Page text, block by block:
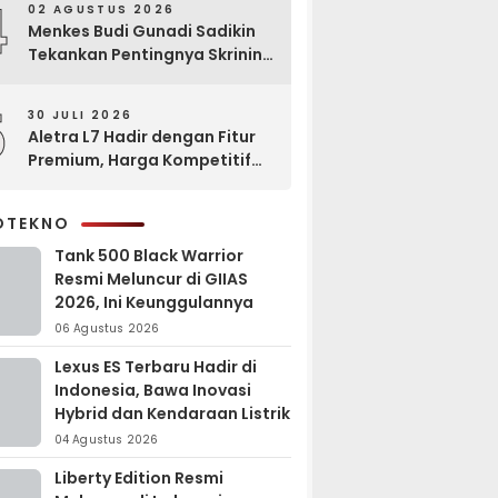
02 AGUSTUS 2026
Menkes Budi Gunadi Sadikin
Tekankan Pentingnya Skrining
30 JULI 2026
Aletra L7 Hadir dengan Fitur
Premium, Harga Kompetitif
Tank 500 Black Warrior
Resmi Meluncur di GIIAS
2026, Ini Keunggulannya
06 Agustus 2026
Lexus ES Terbaru Hadir di
Indonesia, Bawa Inovasi
Hybrid dan Kendaraan Listrik
04 Agustus 2026
Liberty Edition Resmi